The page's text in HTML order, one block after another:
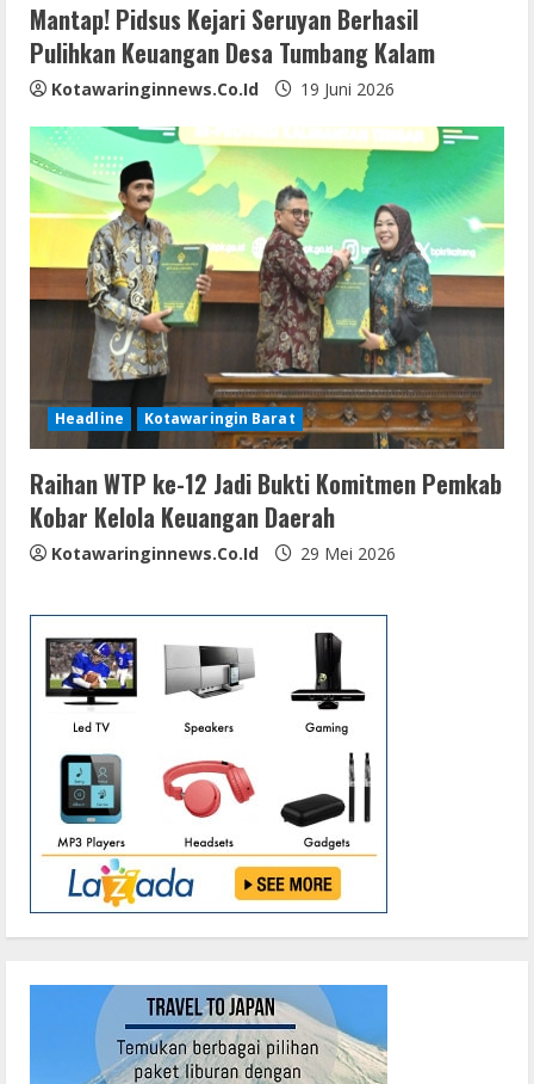
Mantap! Pidsus Kejari Seruyan Berhasil
Pulihkan Keuangan Desa Tumbang Kalam
Kotawaringinnews.co.id 19 Juni 2026
Headline Kotawaringin Barat
Raihan WTP ke-12 Jadi Bukti Komitmen Pemkab
Kobar Kelola Keuangan Daerah
Kotawaringinnews.co.id 29 Mei 2026